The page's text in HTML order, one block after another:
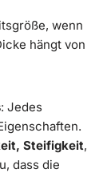
wenn
hängt von
: Jedes
Steifigkeit,
dass die